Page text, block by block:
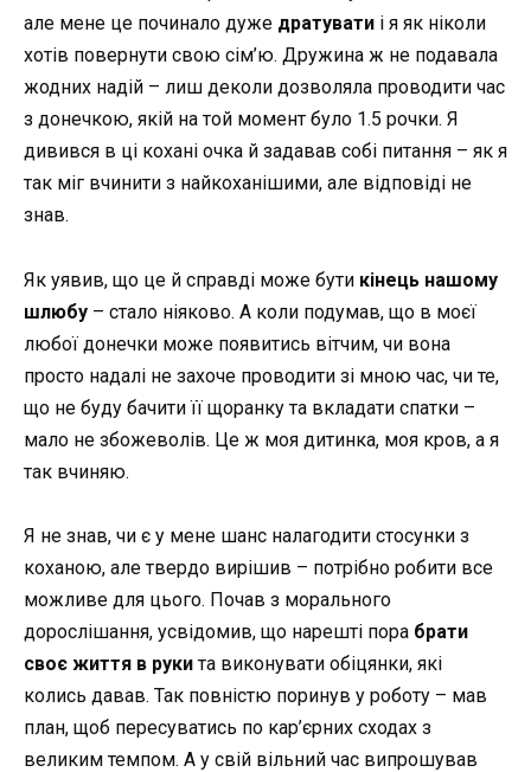
але мене це починало дуже дратувати і я як ніколи
хотів повернути свою сім’ю. Дружина ж не подавала
жодних надій – лиш деколи дозволяла проводити час
з донечкою, якій на той момент було 1.5 рочки. Я
дивився в ці кохані очка й задавав собі питання – як я
так міг вчинити з найкоханішими, але відповіді не
знав.
Як уявив, що це й справді може бути кінець нашому
шлюбу – стало ніяково. А коли подумав, що в моєї
любої донечки може появитись вітчим, чи вона
просто надалі не захоче проводити зі мною час, чи те,
що не буду бачити її щоранку та вкладати спатки –
мало не збожеволів. Це ж моя дитинка, моя кров, а я
так вчиняю.
Я не знав, чи є у мене шанс налагодити стосунки з
коханою, але твердо вирішив – потрібно робити все
можливе для цього. Почав з морального
дорослішання, усвідомив, що нарешті пора брати
своє життя в руки та виконувати обіцянки, які
колись давав. Так повністю поринув у роботу – мав
план, щоб пересуватись по кар’єрних сходах з
великим темпом. А у свій вільний час випрошував